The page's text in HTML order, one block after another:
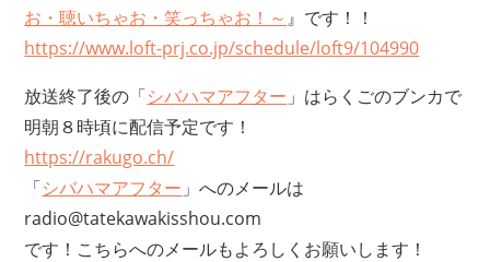
お・聴いちゃお・笑っちゃお！～ 』です！！
https://www.loft-prj.co.jp/schedule/loft9/104990
放送終了後の「シバハマアフター 」はらくごのブンカで
明朝８時頃に配信予定です！
https://rakugo.ch/
「シバハマアフター 」へのメールは
radio@tatekawakisshou.com
です！こちらへのメールもよろしくお願いします！